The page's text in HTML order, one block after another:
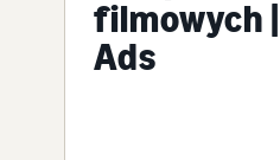
filmowych
Ads